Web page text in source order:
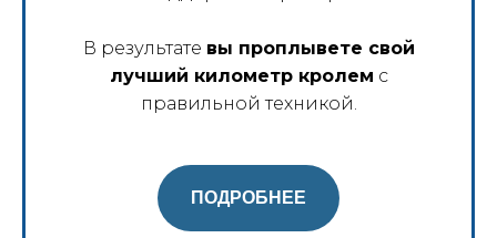
В результате вы проплывете свой
лучший километр кролем с
правильной техникой.
ПОДРОБНЕЕ